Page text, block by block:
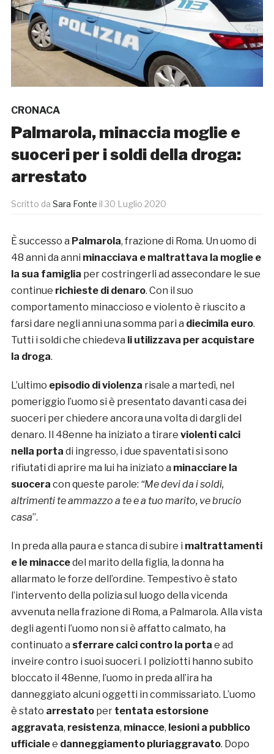
CRONACA
Palmarola, minaccia moglie e
suoceri per i soldi della droga:
arrestato
Scritto da Sara Fonte il 30 Luglio 2020
È successo a Palmarola, frazione di Roma. Un uomo di
48 anni da anni minacciava e maltrattava la moglie e
la sua famiglia per costringerli ad assecondare le sue
continue richieste di denaro. Con il suo
comportamento minaccioso e violento è riuscito a
farsi dare negli anni una somma pari a diecimila euro.
Tutti i soldi che chiedeva li utilizzava per acquistare
la droga.
L’ultimo episodio di violenza risale a martedì, nel
pomeriggio l’uomo si è presentato davanti casa dei
suoceri per chiedere ancora una volta di dargli del
denaro. Il 48enne ha iniziato a tirare violenti calci
nella porta di ingresso, i due spaventati si sono
rifiutati di aprire ma lui ha iniziato a minacciare la
suocera con queste parole: “Me devi da i soldi,
altrimenti te ammazzo a te e a tuo marito, ve brucio
casa”.
In preda alla paura e stanca di subire i maltrattamenti
e le minaccedel marito della figlia, la donna ha
allarmato le forze dell’ordine. Tempestivo è stato
l’intervento della polizia sul luogo della vicenda
avvenuta nella frazione di Roma, a Palmarola. Alla vista
degli agenti l’uomo non si è affatto calmato, ha
continuato a sferrare calci contro la porta e ad
inveire contro i suoi suoceri. I poliziotti hanno subito
bloccato il 48enne, l’uomo in preda all’ira ha
danneggiato alcuni oggetti in commissariato. L’uomo
è stato arrestatoper tentata estorsione
aggravata, resistenza, minacce, lesioni a pubblico
ufficialee danneggiamento pluriaggravato. Dopo